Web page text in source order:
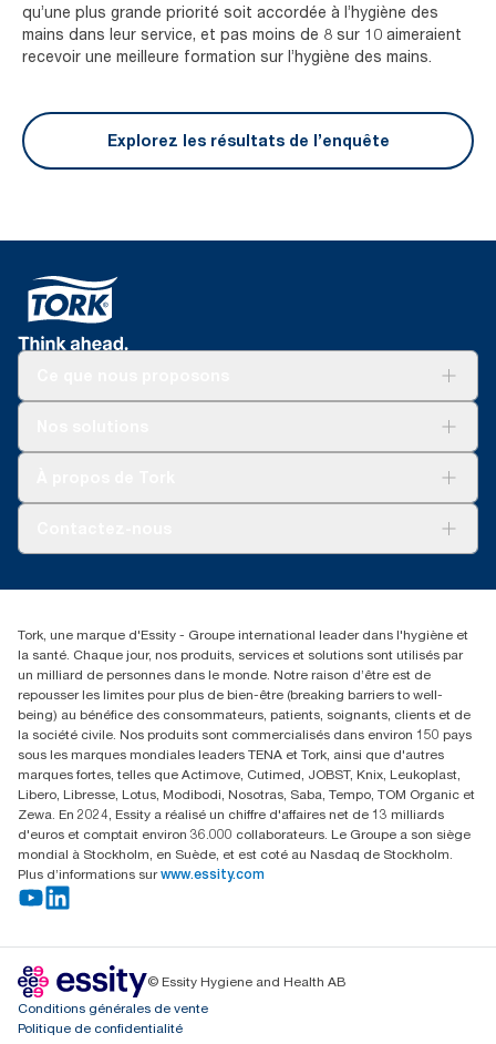
qu’une plus grande priorité soit accordée à l’hygiène des
mains dans leur service, et pas moins de 8 sur 10 aimeraient
recevoir une meilleure formation sur l’hygiène des mains.
Explorez les résultats de l’enquête
Réclamation pour distributeurs
02 766 05 30
Essity Belgium NV
Berkenlaan 8B
1831 MACHELEN
Tork, une marque d'Essity - Groupe international leader dans l'hygiène et
la santé. Chaque jour, nos produits, services et solutions sont utilisés par
un milliard de personnes dans le monde. Notre raison d’être est de
repousser les limites pour plus de bien-être (breaking barriers to well-
being) au bénéfice des consommateurs, patients, soignants, clients et de
la société civile. Nos produits sont commercialisés dans environ 150 pays
sous les marques mondiales leaders TENA et Tork, ainsi que d'autres
marques fortes, telles que Actimove, Cutimed, JOBST, Knix, Leukoplast,
Libero, Libresse, Lotus, Modibodi, Nosotras, Saba, Tempo, TOM Organic et
Zewa. En 2024, Essity a réalisé un chiffre d'affaires net de 13 milliards
d'euros et comptait environ 36.000 collaborateurs. Le Groupe a son siège
mondial à Stockholm, en Suède, et est coté au Nasdaq de Stockholm.
Plus d’informations sur www.essity.com
© Essity Hygiene and Health AB
Conditions générales de vente
Politique de confidentialité